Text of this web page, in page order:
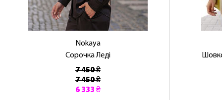
Nokaya
Сорочка Леді
7 450 ₴
7 450 ₴
6 333 ₴